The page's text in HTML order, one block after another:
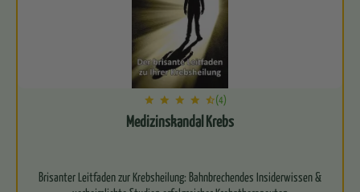
(4)
Medizinskandal Krebs
Brisanter Leitfaden zur Krebsheilung: Bahnbrechendes Insiderwissen &